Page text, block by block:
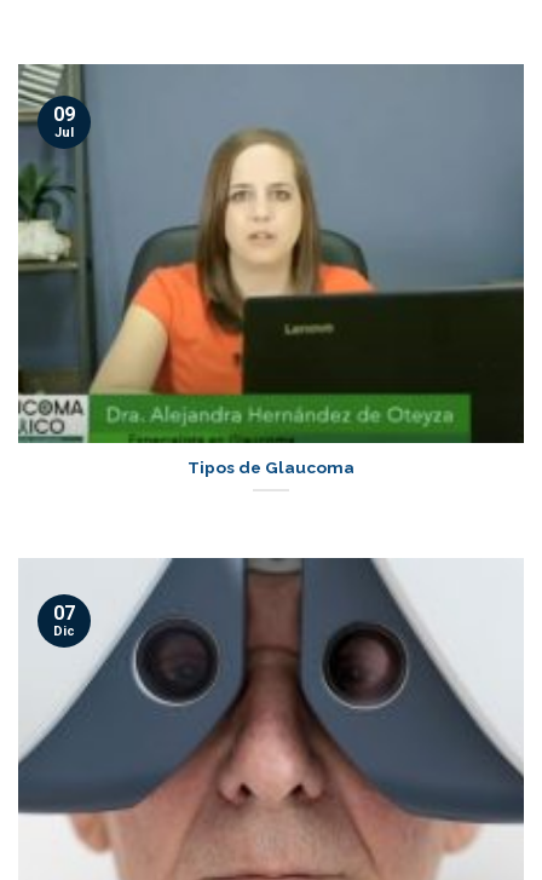
Tipos de Glaucoma
09
Jul
07
Dic